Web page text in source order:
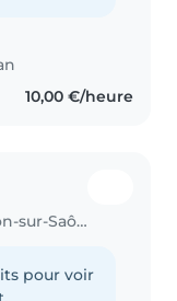
10,00 €/heure
Babysitter in Chalon-sur-Saône
pour voir